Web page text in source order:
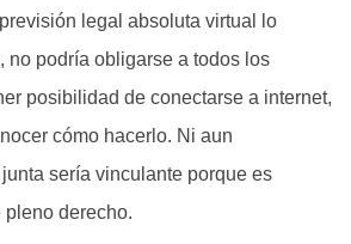
legal absoluta virtual lo
no podría obligarse a todos los
posibilidad de conectarse a internet,
cómo hacerlo. Ni aun
sería vinculante porque es
derecho.